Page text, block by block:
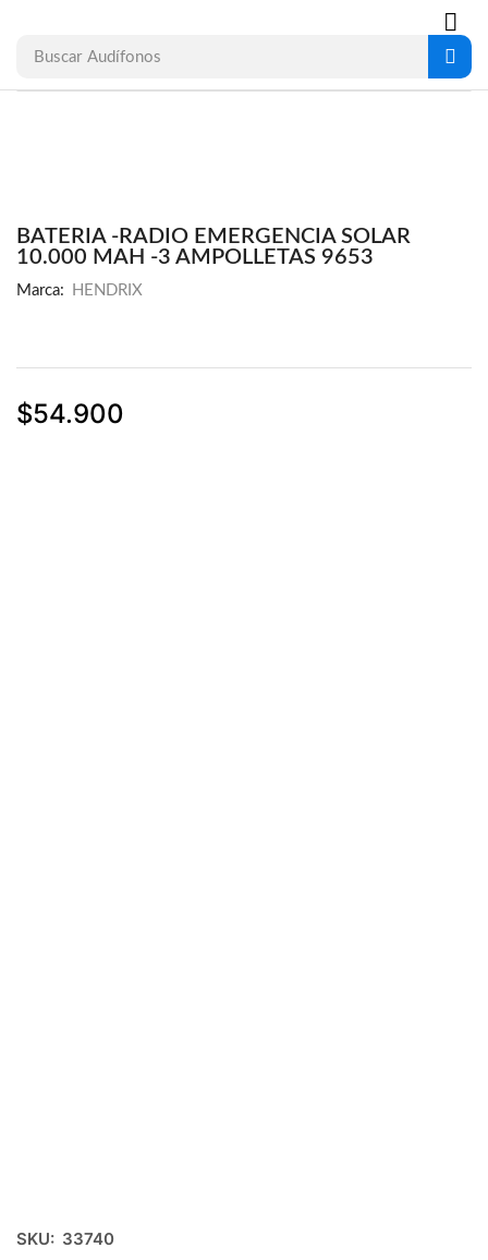
Buscar Audífonos
BATERIA -RADIO EMERGENCIA SOLAR
10.000 MAH -3 AMPOLLETAS 9653
Marca: HENDRIX
$54.900
SKU: 33740